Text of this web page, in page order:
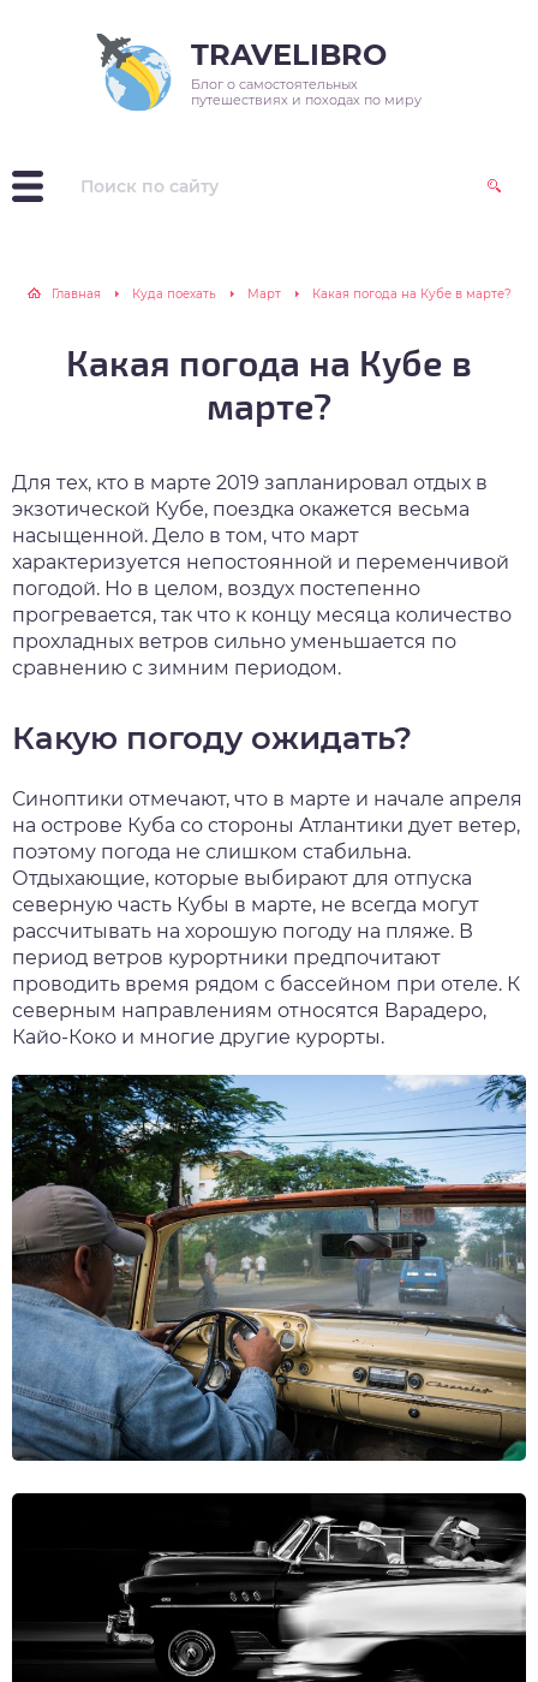
TRAVELIBRO
Блог о самостоятельных
путешествиях и походах по миру
Главная Куда поехать Март Какая погода на Кубе в марте?
Какая погода на Кубе в
марте?
Для тех, кто в марте 2019 запланировал отдых в
экзотической Кубе, поездка окажется весьма
насыщенной. Дело в том, что март
характеризуется непостоянной и переменчивой
погодой. Но в целом, воздух постепенно
прогревается, так что к концу месяца количество
прохладных ветров сильно уменьшается по
сравнению с зимним периодом.
Какую погоду ожидать?
Синоптики отмечают, что в марте и начале апреля
на острове Куба со стороны Атлантики дует ветер,
поэтому погода не слишком стабильна.
Отдыхающие, которые выбирают для отпуска
северную часть Кубы в марте, не всегда могут
рассчитывать на хорошую погоду на пляже. В
период ветров курортники предпочитают
проводить время рядом с бассейном при отеле. К
северным направлениям относятся Варадеро,
Кайо-Коко и многие другие курорты.
выживания в
походных
путешествия